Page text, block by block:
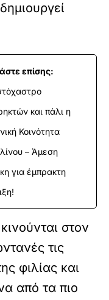
επίσης:
και πάλι η
Κοινότητα
– Άμεση
για έμπρακτη
στον
τις
φιλίας και
από τα πιο